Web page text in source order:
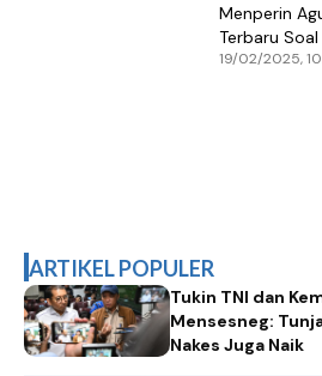
Menperin
Terbaru Soal
Ada Kabar
19/02/2025,
ARTIKEL POPULER
Tukin TNI dan
Mensesneg:
Nakes Juga Naik